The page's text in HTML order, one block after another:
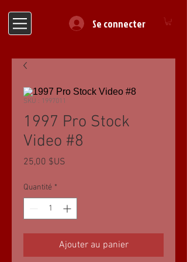
Se connecter
SKU : 1997011
1997 Pro Stock
Video #8
25,00 $US
Quantité *
Ajouter au panier